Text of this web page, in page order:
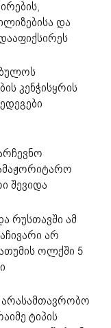
და
კენჭისყრის
შევიდა
რუსთავში ამ
არ
ოლქში 5
ტიპის